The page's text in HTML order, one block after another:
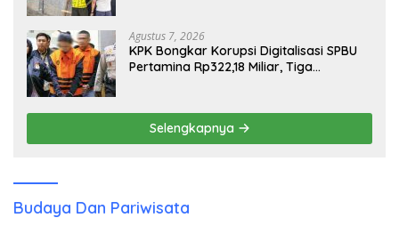
Agustus 7, 2026
KPK Bongkar Korupsi Digitalisasi SPBU
Pertamina Rp322,18 Miliar, Tiga
Selengkapnya
Budaya Dan Pariwisata